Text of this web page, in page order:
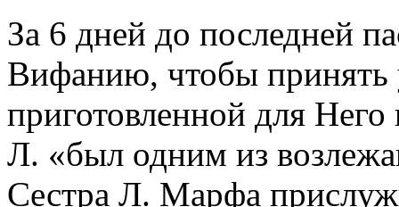
За 6 дней до последней
Bифанию, чтобы принять
приготовленной для
Л. «был одним из
Сестра Л. Марфа